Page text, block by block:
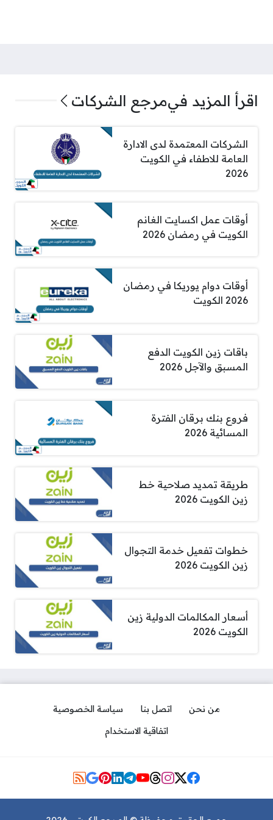
اقرأ المزيد فيمرجع الشركات
الشركات المعتمدة لدى الادارة
العامة للاطفاء في الكويت
2026
أوقات عمل اكسايت الغانم
الكويت في رمضان 2026
أوقات دوام يوريكا في رمضان
2026 الكويت
باقات زين الكويت الدفع
المسبق والآجل 2026
فروع بنك برقان الفترة
المسائية 2026
طريقة تمديد صلاحية خط
زين الكويت 2026
خطوات تفعيل خدمة التجوال
زين الكويت 2026
أسعار المكالمات الدولية زين
الكويت 2026
من نحن اتصل بنا
سياسة الخصوصية
اتفاقية الاستخدام
مواقع التواصل